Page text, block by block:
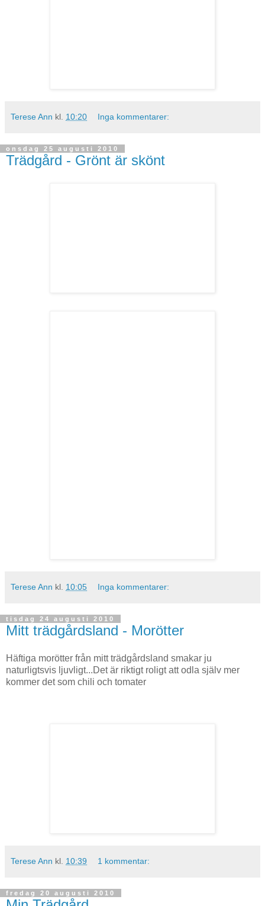
Terese Ann kl. 10:20 Inga kommentarer:
onsdag 25 augusti 2010
Trädgård - Grönt är skönt
Terese Ann kl. 10:05 Inga kommentarer:
tisdag 24 augusti 2010
Mitt trädgårdsland - Morötter
Häftiga morötter från mitt trädgårdsland smakar ju
naturligtsvis ljuvligt...Det är riktigt roligt att odla själv mer
kommer det som chili och tomater
Terese Ann kl. 10:39 1 kommentar:
fredag 20 augusti 2010